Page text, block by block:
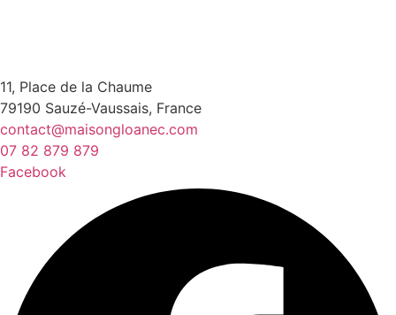
11, Place de la Chaume
79190 Sauzé-Vaussais, France
contact@maisongloanec.com
07 82 879 879
Facebook